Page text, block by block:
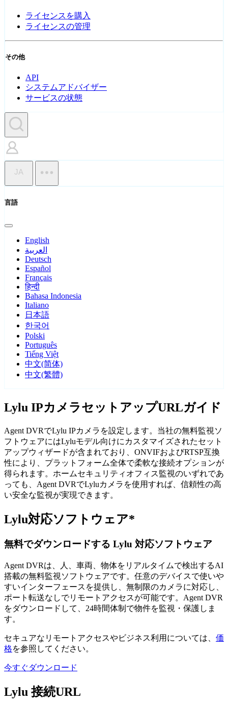
ライセンスを購入
ライセンスの管理
その他
API
システムアドバイザー
サービスの状態
JA
言語
English
العربية
Deutsch
Español
Français
हिन्दी
Bahasa Indonesia
Italiano
日本語
한국어
Polski
Português
Tiếng Việt
中文(简体)
中文(繁體)
Lylu IPカメラセットアップURLガイド
Agent DVRでLylu IPカメラを設定します。当社の無料監視ソ
フトウェアにはLyluモデル向けにカスタマイズされたセット
アップウィザードが含まれており、ONVIFおよびRTSP互換
性により、プラットフォーム全体で柔軟な接続オプションが
得られます。ホームセキュリティオフィス監視のいずれであ
っても、Agent DVRでLyluカメラを使用すれば、信頼性の高
い安全な監視が実現できます。
Lylu対応ソフトウェア*
無料でダウンロードする Lylu 対応ソフトウェア
Agent DVRは、人、車両、物体をリアルタイムで検出するAI
搭載の無料監視ソフトウェアです。任意のデバイスで使いや
すいインターフェースを提供し、無制限のカメラに対応し、
ポート転送なしでリモートアクセスが可能です。Agent DVR
をダウンロードして、24時間体制で物件を監視・保護しま
す。
セキュアなリモートアクセスやビジネス利用については、 価
格を参照してください。
今すぐダウンロード
Lylu 接続URL